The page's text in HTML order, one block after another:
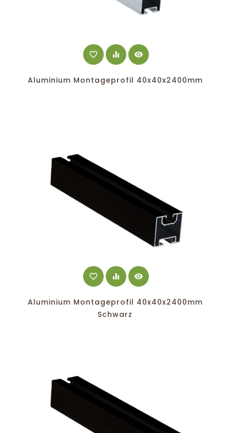
favorite_border equalizer visibility
Aluminium Montageprofil 40x40x2400mm
favorite_border equalizer visibility
Aluminium Montageprofil 40x40x2400mm
Schwarz